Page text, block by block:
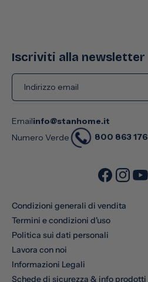
Iscriviti alla newsletter
Indirizzo email
Emailinfo@stanhome.it
Numero Verde
800 863 176
Condizioni generali di vendita
Termini e condizioni d'uso
Politica sui dati personali
Lavora con noi
Informazioni Legali
Schede di sicurezza & info prodotti